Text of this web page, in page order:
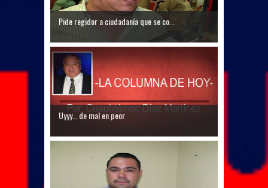
Pide regidor a ciudadanía que se co...
Uyyy… de mal en peor